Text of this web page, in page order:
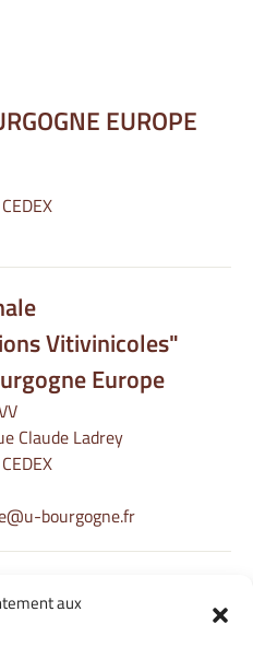
aux
EUROPE
Vitivinicoles"
Europe
Claude Ladrey
bourgogne.fr